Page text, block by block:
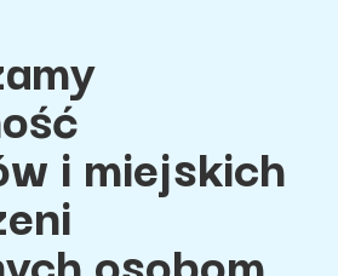
i miejskich